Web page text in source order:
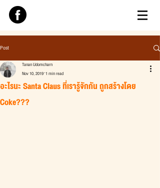
Post
อะไรนะ Santa Claus ที่เรารู้จักกัน ถูกสร้างโดย
Coke???
Tanan Udomcharn
Nov 10, 2019 1 min read